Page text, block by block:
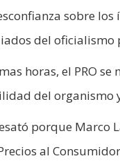
sobre
del oficialismo
horas, el PRO
del organismo
porque Marco
al